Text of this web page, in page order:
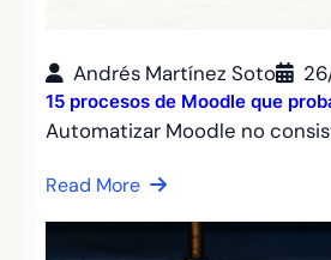
Andrés Martínez Soto
15 procesos de Moodle que
Automatizar Moodle no
Read More